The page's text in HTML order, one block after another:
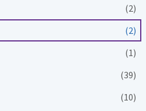
(2)
(2)
(1)
(39)
(10)